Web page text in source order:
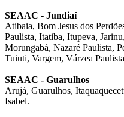
SEAAC - Jundiaí
Atibaia, Bom Jesus dos
Paulista, Itatiba, Itupeva,
Morungabá, Nazaré Paulista,
Tuiuti, Vargem, Várzea
SEAAC - Guarulhos
Arujá, Guarulhos,
Isabel.